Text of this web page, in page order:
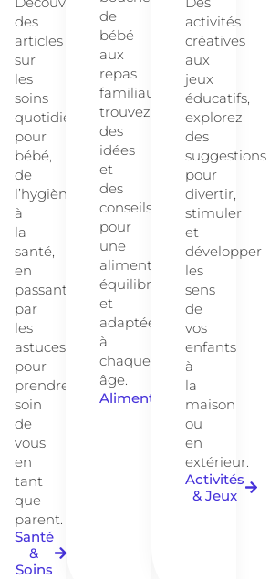
des
articles
sur
les
soins
quotidiens
pour
bébé,
de
l’hygiène
à
la
santé,
en
passant
par
les
astuces
pour
prendre
soin
de
vous
en
tant
que
parent.
Santé
&
Soins
de
bébé
aux
repas
familiaux,
trouvez
des
idées
et
des
conseils
pour
une
alimentation
équilibrée
et
adaptée
à
chaque
âge.
Alimentation
activités
créatives
aux
jeux
éducatifs,
explorez
des
suggestions
pour
divertir,
stimuler
et
développer
les
sens
de
vos
enfants
à
la
maison
ou
en
extérieur.
Activités
& Jeux